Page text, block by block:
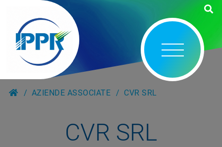
AZIENDE ASSOCIATE CVR SRL
CVR SRL